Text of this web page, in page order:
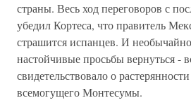
страны. Весь ход переговоров с
убедил Кортеса, что правитель
страшится испанцев. И
настойчивые просьбы вернуться -
свидетельствовало о
всемогущего Монтесумы.